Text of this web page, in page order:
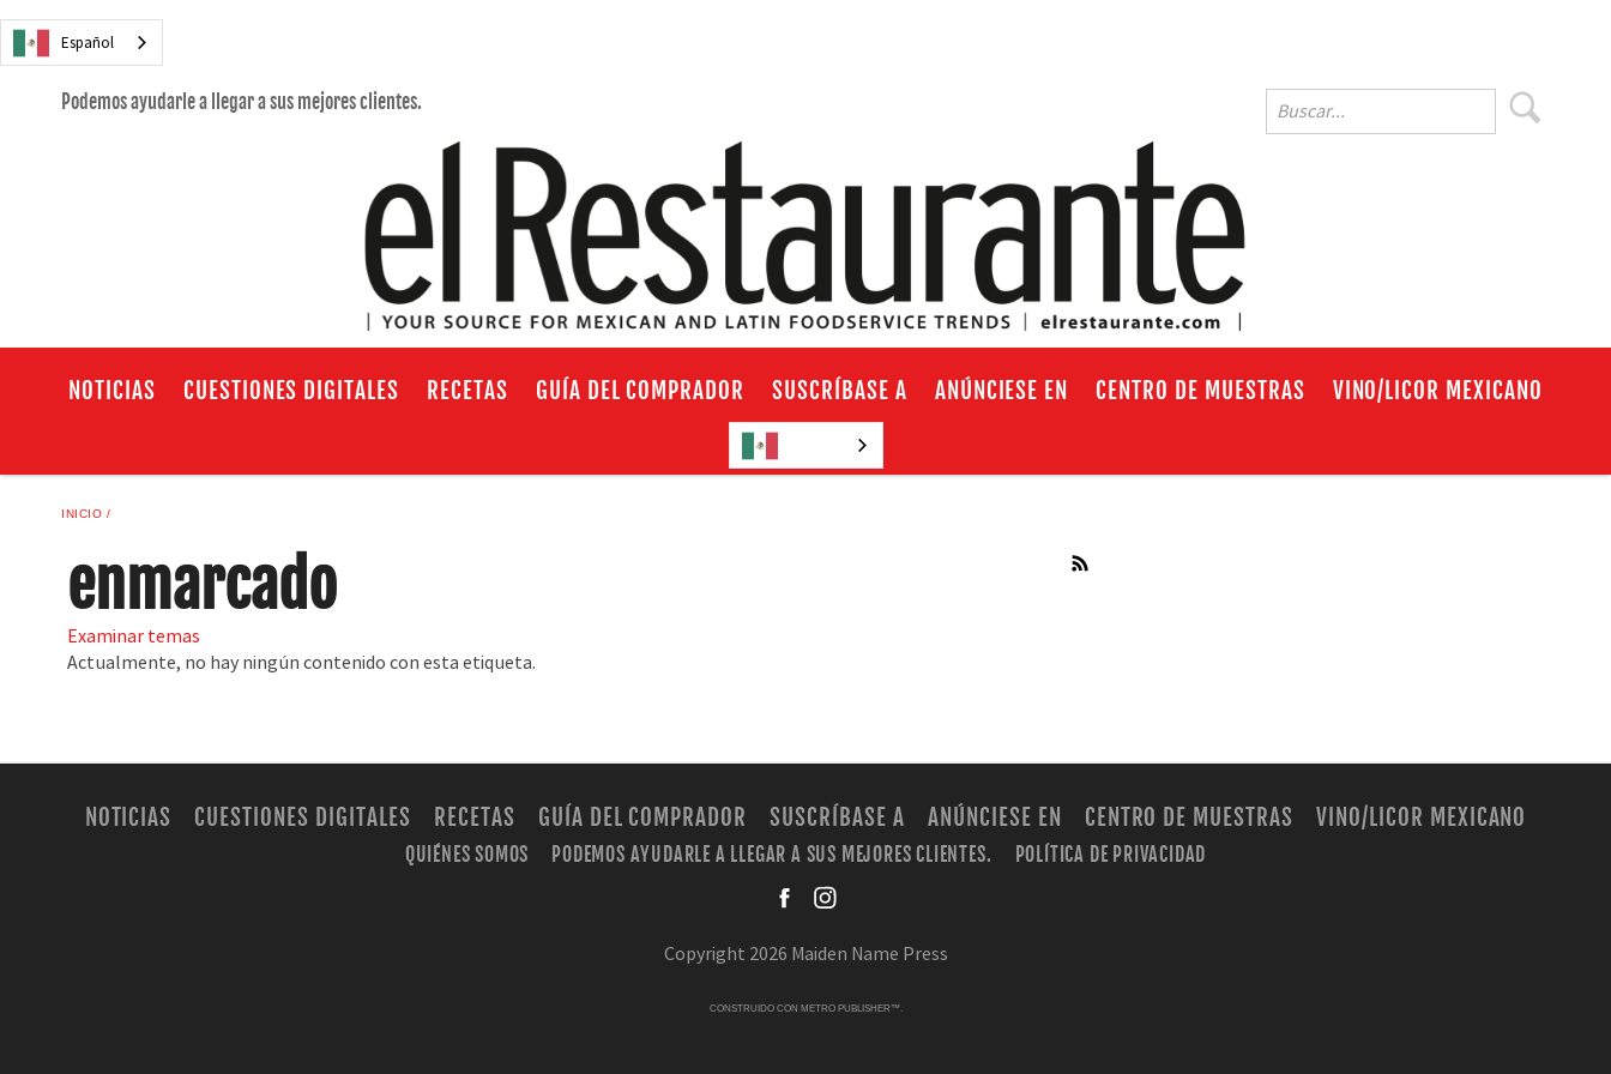
Español
Podemos ayudarle a llegar a sus mejores clientes.
NOTICIAS CUESTIONES DIGITALES RECETAS GUÍA DEL COMPRADOR SUSCRÍBASE A ANÚNCIESE EN CENTRO DE MUESTRAS VINO/LICOR MEXICANO
INICIO
enmarcado
Examinar temas
Actualmente, no hay ningún contenido con esta etiqueta.
NOTICIAS CUESTIONES DIGITALES RECETAS GUÍA DEL COMPRADOR SUSCRÍBASE A ANÚNCIESE EN CENTRO DE MUESTRAS VINO/LICOR MEXICANO
QUIÉNES SOMOS PODEMOS AYUDARLE A LLEGAR A SUS MEJORES CLIENTES.
POLÍTICA DE PRIVACIDAD
Copyright 2026 Maiden Name Press
CONSTRUIDO CON METRO PUBLISHER™.